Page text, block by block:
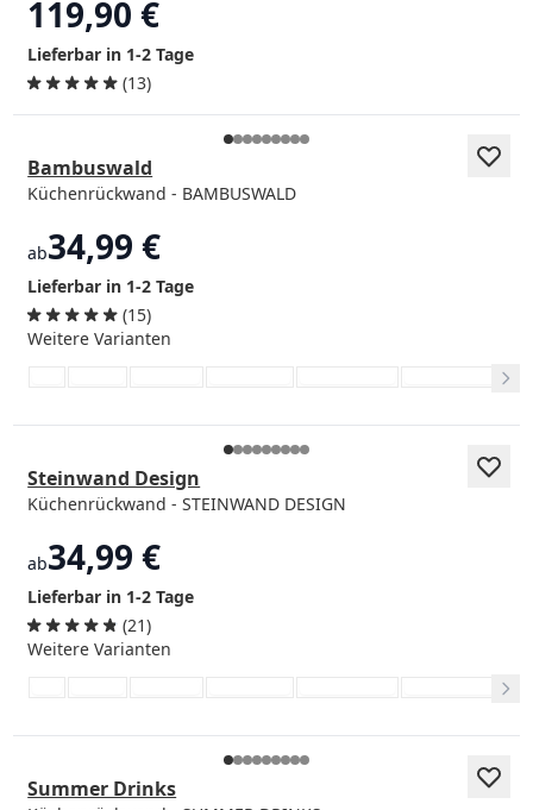
119,90 €
Lieferbar in 1-2 Tage
(13)
Bambuswald
Küchenrückwand - BAMBUSWALD
ab34,99 €
Lieferbar in 1-2 Tage
(15)
Weitere Varianten
Steinwand Design
Küchenrückwand - STEINWAND DESIGN
ab34,99 €
Lieferbar in 1-2 Tage
(21)
Weitere Varianten
Summer Drinks